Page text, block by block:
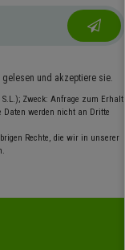
gelesen und akzeptiere sie.
S.L.); Zweck: Anfrage zum Erhalt
Daten werden nicht an Dritte
Rechte, die wir in unserer